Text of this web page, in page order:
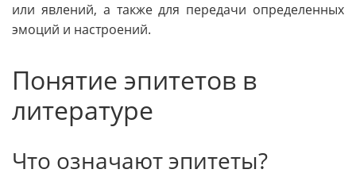
или явлений, а также для передачи определенных
эмоций и настроений.
Понятие эпитетов в
литературе
Что означают эпитеты?